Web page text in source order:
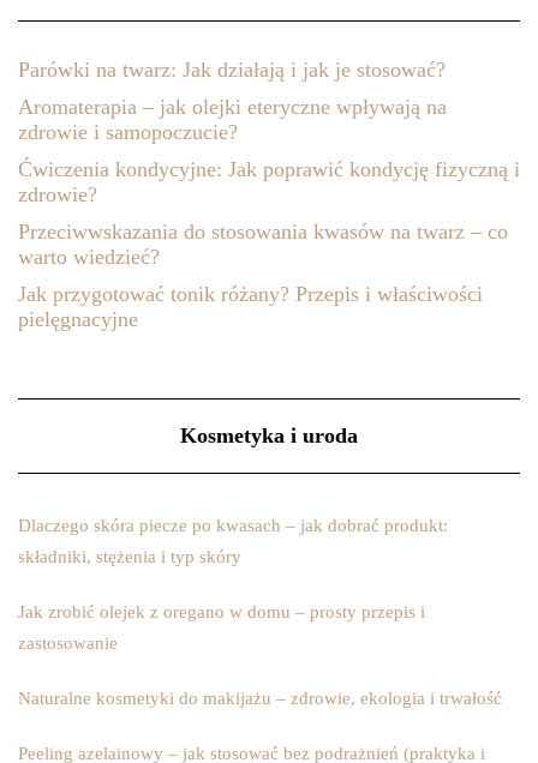
Parówki na twarz: Jak działają i jak je stosować?
Aromaterapia – jak olejki eteryczne wpływają na
zdrowie i samopoczucie?
Ćwiczenia kondycyjne: Jak poprawić kondycję fizyczną i
zdrowie?
Przeciwwskazania do stosowania kwasów na twarz – co
warto wiedzieć?
Jak przygotować tonik różany? Przepis i właściwości
pielęgnacyjne
Kosmetyka i uroda
Dlaczego skóra piecze po kwasach – jak dobrać produkt:
składniki, stężenia i typ skóry
Jak zrobić olejek z oregano w domu – prosty przepis i
zastosowanie
Naturalne kosmetyki do makijażu – zdrowie, ekologia i trwałość
Peeling azelainowy – jak stosować bez podrażnień (praktyka i